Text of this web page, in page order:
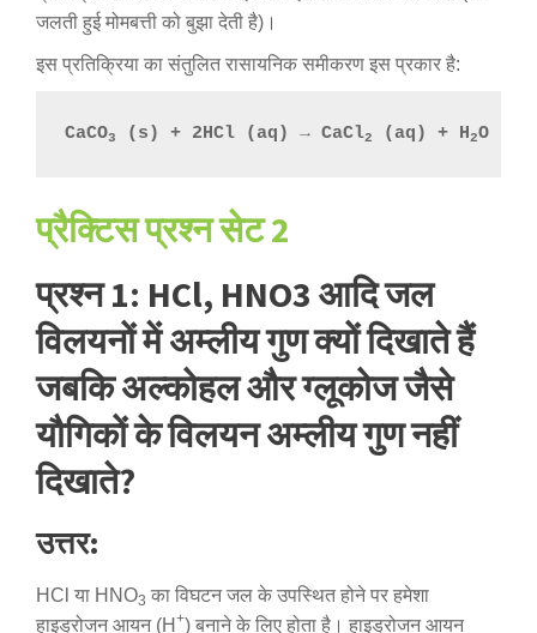
जलती हुई मोमबत्ती को बुझा देती है)।
इस प्रतिक्रिया का संतुलित रासायनिक समीकरण इस प्रकार है:
CaCO3 (s) + 2HCl (aq) → CaCl2 (aq) + H2O (l)
प्रैक्टिस प्रश्न सेट 2
प्रश्न 1: HCl, HNO3 आदि जल
विलयनों में अम्लीय गुण क्यों दिखाते हैं
जबकि अल्कोहल और ग्लूकोज जैसे
यौगिकों के विलयन अम्लीय गुण नहीं
दिखाते?
उत्तर:
HCl या HNO3 का विघटन जल के उपस्थित होने पर हमेशा
हाइड्रोजन आयन (H +) बनाने के लिए होता है। हाइड्रोजन आयन